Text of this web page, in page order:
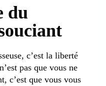
du
c’est la liberté
pas que vous ne
c’est que vous vous